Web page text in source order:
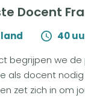
Docent
40
begrijpen we de
als docent
zet zich in om